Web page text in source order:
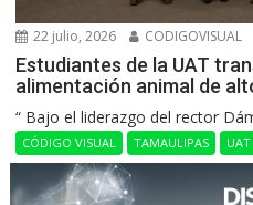
22 julio, 2026 CODIGOVISUAL
Estudiantes de la UAT
alimentación animal de
“ Bajo el liderazgo del rector
CÓDIGO VISUAL TAMAULIPAS UAT